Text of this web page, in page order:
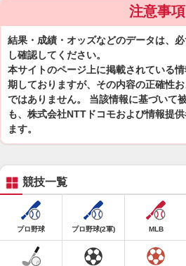
注意事項
結果・成績・オッズなどのデータは、
し確認してください。
本サイトのページ上に掲載されている
期しておりますが、その内容の正確性
ではありません。 当該情報に基づいて
も、株式会社NTTドコモおよび情報提
ます。
競技一覧
プロ野球 プロ野球(2軍) MLB